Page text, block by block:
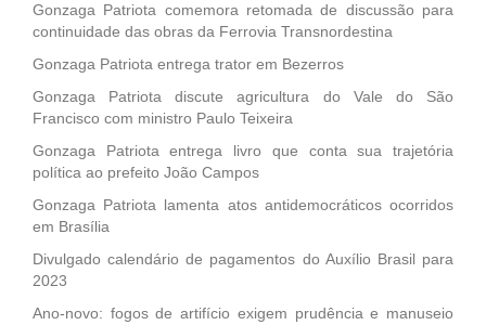
Gonzaga Patriota comemora retomada de discussão para
continuidade das obras da Ferrovia Transnordestina
Gonzaga Patriota entrega trator em Bezerros
Gonzaga Patriota discute agricultura do Vale do São
Francisco com ministro Paulo Teixeira
Gonzaga Patriota entrega livro que conta sua trajetória
política ao prefeito João Campos
Gonzaga Patriota lamenta atos antidemocráticos ocorridos
em Brasília
Divulgado calendário de pagamentos do Auxílio Brasil para
2023
Ano-novo: fogos de artifício exigem prudência e manuseio